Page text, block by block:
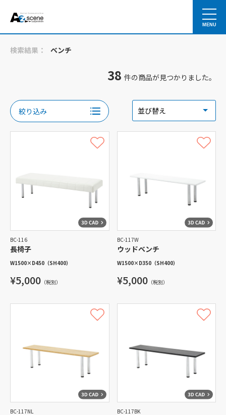
MENU
検索結果： ベンチ
38 件の商品が見つかりました。
絞り込み
BC-116
長椅子
W1500× D450 （SH400）
¥5,000 （税別）
BC-117W
ウッドベンチ
W1500× D350（SH400）
¥5,000（税別）
BC-117NL BC-117BK